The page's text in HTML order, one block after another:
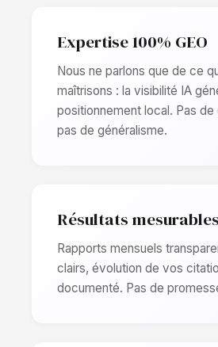
Expertise 100% GEO
Nous ne parlons que de ce
maîtrisons : la visibilité IA
positionnement local. Pas de
pas de généralisme.
Résultats mesurables
Rapports mensuels
clairs, évolution de vos
documenté. Pas de